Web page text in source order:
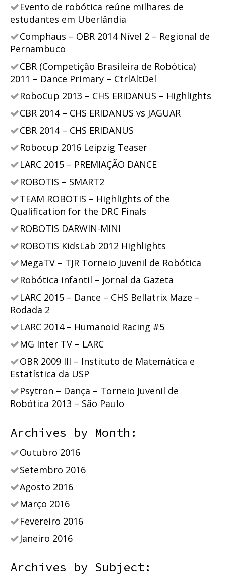
Evento de robótica reúne milhares de
estudantes em Uberlândia
Comphaus – OBR 2014 Nível 2 – Regional de
Pernambuco
CBR (Competição Brasileira de Robótica)
2011 – Dance Primary – CtrlAltDel
RoboCup 2013 – CHS ERIDANUS – Highlights
CBR 2014 – CHS ERIDANUS vs JAGUAR
CBR 2014 – CHS ERIDANUS
Robocup 2016 Leipzig Teaser
LARC 2015 – PREMIAÇÃO DANCE
ROBOTIS – SMART2
TEAM ROBOTIS – Highlights of the
Qualification for the DRC Finals
ROBOTIS DARWIN-MINI
ROBOTIS KidsLab 2012 Highlights
MegaTV – TJR Torneio Juvenil de Robótica
Robótica infantil – Jornal da Gazeta
LARC 2015 – Dance – CHS Bellatrix Maze –
Rodada 2
LARC 2014 – Humanoid Racing #5
MG Inter TV – LARC
OBR 2009 III – Instituto de Matemática e
Estatística da USP
Psytron – Dança – Torneio Juvenil de
Robótica 2013 – São Paulo
Archives by Month:
Outubro 2016
Setembro 2016
Agosto 2016
Março 2016
Fevereiro 2016
Janeiro 2016
Archives by Subject: